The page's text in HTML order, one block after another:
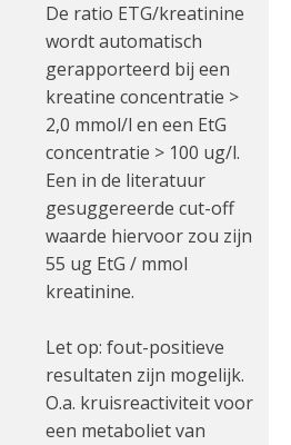
De ratio ETG/kreatinine
wordt automatisch
gerapporteerd bij een
kreatine concentratie >
2,0 mmol/l en een EtG
concentratie > 100 ug/l.
Een in de literatuur
gesuggereerde cut-off
waarde hiervoor zou zijn
55 ug EtG / mmol
kreatinine.
Let op: fout-positieve
resultaten zijn mogelijk.
O.a. kruisreactiviteit voor
een metaboliet van